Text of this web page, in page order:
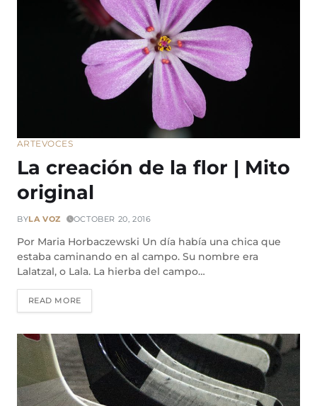
ARTEVOCES
La creación de la flor | Mito
original
BYLA VOZ OCTOBER 20, 2016
Por Maria Horbaczewski Un día había una chica que
estaba caminando en al campo. Su nombre era
Lalatzal, o Lala. La hierba del campo…
READ MORE